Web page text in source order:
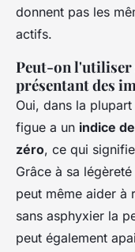
donnent pas les
actifs.
Peut-on l'utiliser
présentant des
Oui, dans la
figue a un indice
zéro, ce qui
Grâce à sa
peut même aider à
sans asphyxier la
peut également